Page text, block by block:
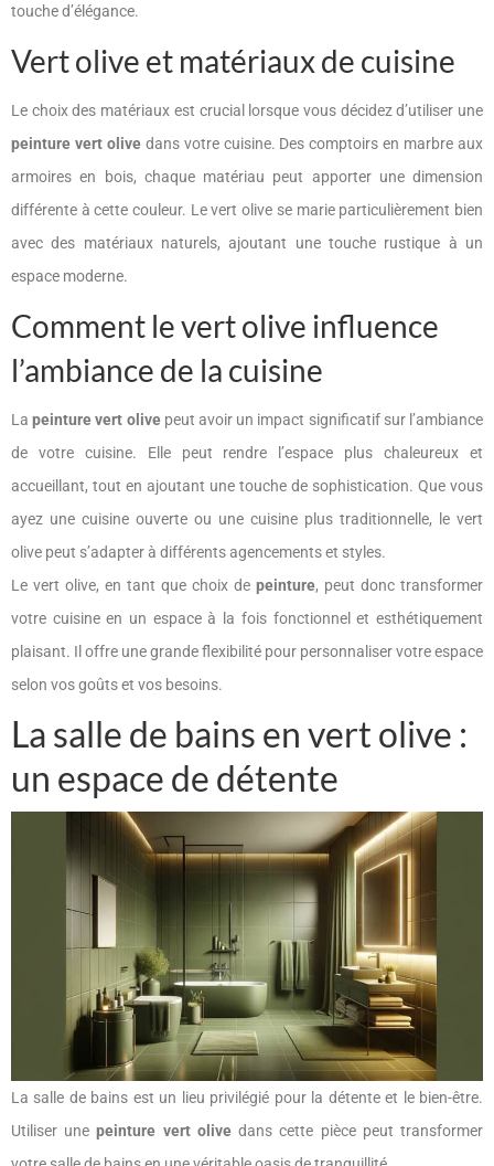
touche d’élégance.
Vert olive et matériaux de cuisine
Le choix des matériaux est crucial lorsque vous décidez d’utiliser une
peinture vert olivedans votre cuisine. Des comptoirs en marbre aux
armoires en bois, chaque matériau peut apporter une dimension
différente à cette couleur. Le vert olive se marie particulièrement bien
avec des matériaux naturels, ajoutant une touche rustique à un
espace moderne.
Comment le vert olive influence
l’ambiance de la cuisine
Lapeinture vert olivepeut avoir un impact significatif sur l’ambiance
de votre cuisine. Elle peut rendre l’espace plus chaleureux et
accueillant, tout en ajoutant une touche de sophistication. Que vous
ayez une cuisine ouverte ou une cuisine plus traditionnelle, le vert
olive peut s’adapter à différents agencements et styles.
Le vert olive, en tant que choix de peinture, peut donc transformer
votre cuisine en un espace à la fois fonctionnel et esthétiquement
plaisant. Il offre une grande flexibilité pour personnaliser votre espace
selon vos goûts et vos besoins.
La salle de bains en vert olive :
un espace de détente
La salle de bains est un lieu privilégié pour la détente et le bien-être.
Utiliser unepeinture vert olivedans cette pièce peut transformer